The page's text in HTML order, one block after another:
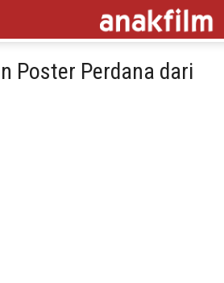
Poster Perdana dari